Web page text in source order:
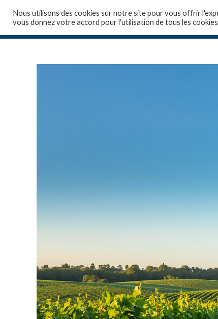
Accueil Qui
Nous utilisons des cookies sur notre site pour vous offrir
vous donnez votre accord pour l'utilisation de tous les